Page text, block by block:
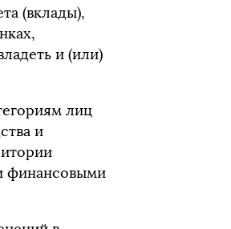
(вклады),
и (или)
лиц
и
финансовыми